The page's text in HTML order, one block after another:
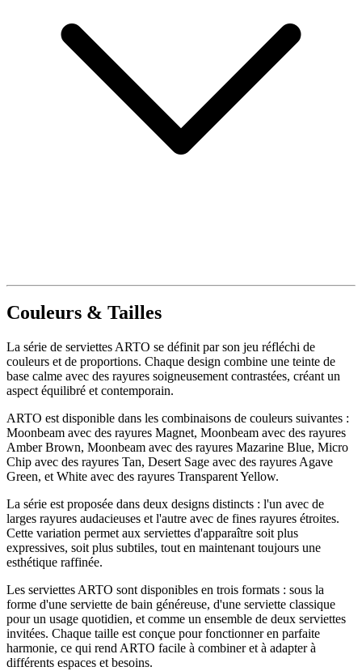
Couleurs & Tailles
La série de serviettes ARTO se définit par son jeu réfléchi de
couleurs et de proportions. Chaque design combine une teinte de
base calme avec des rayures soigneusement contrastées, créant un
aspect équilibré et contemporain.
ARTO est disponible dans les combinaisons de couleurs suivantes :
Moonbeam avec des rayures Magnet, Moonbeam avec des rayures
Amber Brown, Moonbeam avec des rayures Mazarine Blue, Micro
Chip avec des rayures Tan, Desert Sage avec des rayures Agave
Green, et White avec des rayures Transparent Yellow.
La série est proposée dans deux designs distincts : l'un avec de
larges rayures audacieuses et l'autre avec de fines rayures étroites.
Cette variation permet aux serviettes d'apparaître soit plus
expressives, soit plus subtiles, tout en maintenant toujours une
esthétique raffinée.
Les serviettes ARTO sont disponibles en trois formats : sous la
forme d'une serviette de bain généreuse, d'une serviette classique
pour un usage quotidien, et comme un ensemble de deux serviettes
invitées. Chaque taille est conçue pour fonctionner en parfaite
harmonie, ce qui rend ARTO facile à combiner et à adapter à
différents espaces et besoins.